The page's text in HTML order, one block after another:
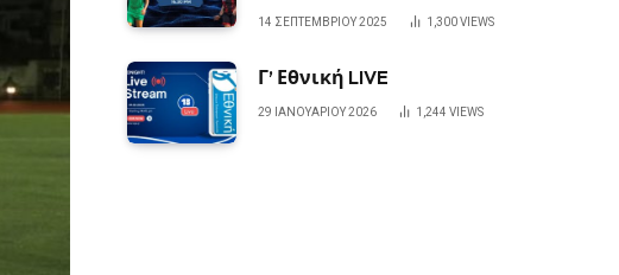
14 ΣΕΠΤΕΜΒΡΊΟΥ 2025 1,300VIEWS
Γ’ Εθνική LIVE
29 ΙΑΝΟΥΑΡΊΟΥ 2026 1,244 VIEWS